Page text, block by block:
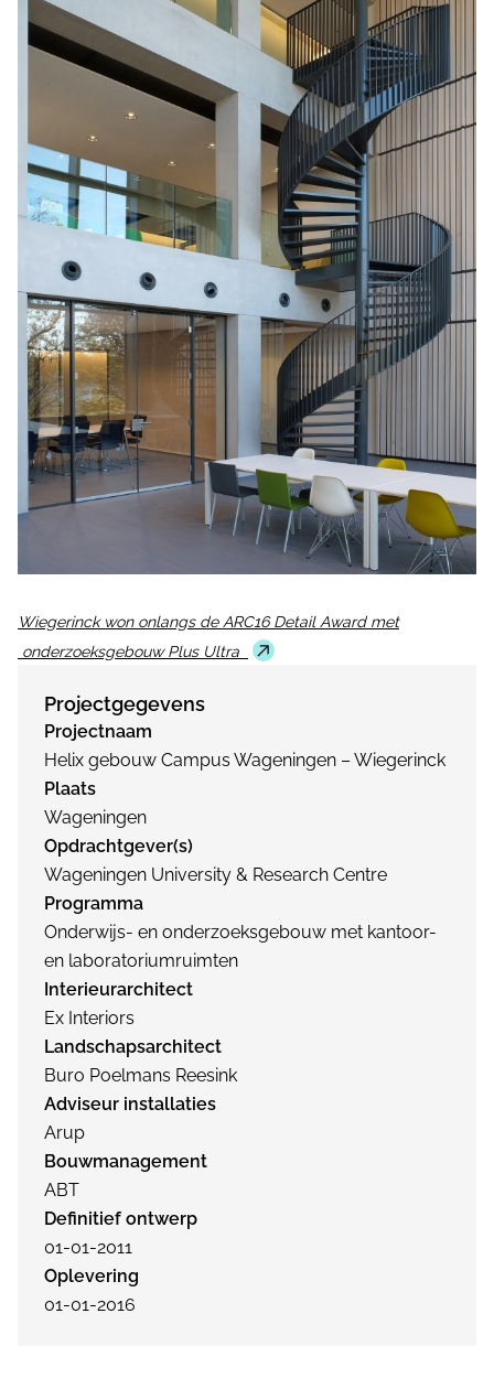
Wiegerinck won onlangs de ARC16 Detail Award met
onderzoeksgebouw Plus Ultra
Projectgegevens
Projectnaam
Helix gebouw Campus Wageningen – Wiegerinck
Plaats
Wageningen
Opdrachtgever(s)
Wageningen University & Research Centre
Programma
Onderwijs- en onderzoeksgebouw met kantoor-
en laboratoriumruimten
Interieurarchitect
Ex Interiors
Landschapsarchitect
Buro Poelmans Reesink
Adviseur installaties
Arup
Bouwmanagement
ABT
Definitief ontwerp
01-01-2011
Oplevering
01-01-2016